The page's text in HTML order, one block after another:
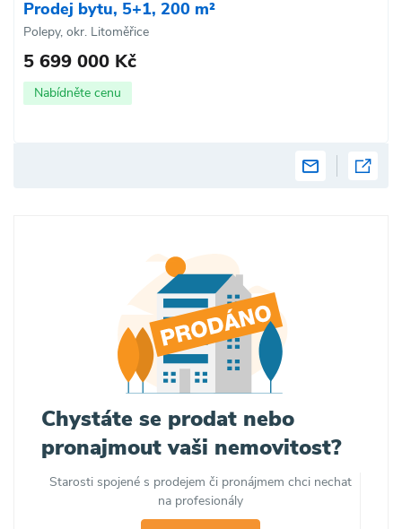
Prodej bytu, 5+1, 200 m²
Polepy, okr. Litoměřice
5 699 000 Kč
Nabídněte cenu
Chystáte se prodat nebo
pronajmout vaši nemovitost?
Starosti spojené s prodejem či pronájmem chci nechat
na profesionály